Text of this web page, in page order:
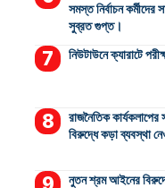
সমস্ত নির্বাচন কর্মীদের
সুব্রত গুপ্ত।
নিউটাউনে ক্যারাটে
রাজনৈতিক কার্যকলাপের
বিরুদ্ধে কড়া ব্যবস্থা
নুতন শ্রম আইনের